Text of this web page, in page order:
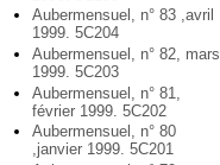
Aubermensuel, n° 83 ,avril
1999. 5C204
Aubermensuel, n° 82, mars
1999. 5C203
Aubermensuel, n° 81,
février 1999. 5C202
Aubermensuel, n° 80
,janvier 1999. 5C201